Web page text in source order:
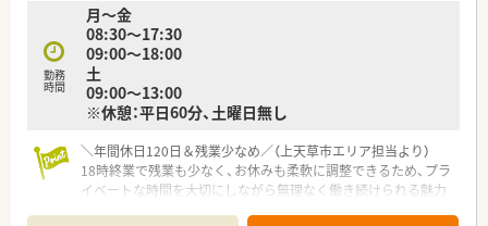
勤務
時間
月～金
08:30～17:30
09:00～18:00
土
09:00～13:00
※休憩：平日60分、土曜日無し
＼年間休日120日＆残業少なめ／（上天草市エリア担当より）
18時終業で残業も少なく、お休みも柔軟に調整できるため、プラ
イベートな時間を大切にしながら無理なく働き続けられる魅力